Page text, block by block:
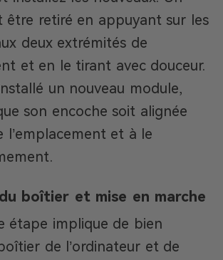
être retiré en appuyant sur les
deux extrémités de
et en le tirant avec douceur.
un nouveau module,
son encoche soit alignée
l’emplacement et à le
boîtier et mise en marche
étape implique de bien
de l’ordinateur et de